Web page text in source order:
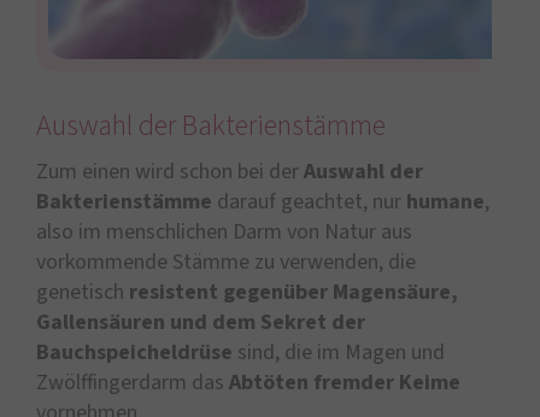
Auswahl der Bakterienstämme
Zum einen wird schon bei derAuswahl der
Bakterienstämme darauf geachtet, nur humane,
also im menschlichen Darm von Natur aus
vorkommende Stämme zu verwenden, die
genetisch resistent gegenüber Magensäure,
Gallensäuren und dem Sekret der
Bauchspeicheldrüse sind, die im Magen und
Zwölffingerdarm das Abtöten fremder Keime